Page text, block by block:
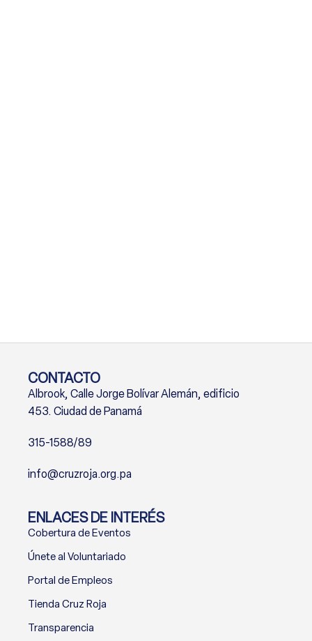
CONTACTO
Albrook, Calle Jorge Bolívar Alemán, edificio
453. Ciudad de Panamá
315-1588/89
info@cruzroja.org.pa
ENLACES DE INTERÉS
Cobertura de Eventos
Únete al Voluntariado
Portal de Empleos
Tienda Cruz Roja
Transparencia